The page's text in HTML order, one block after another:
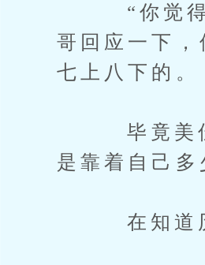
“你觉得我
哥回应一下，
七上八下的。
毕竟美佳对
是靠着自己多
在知道历史